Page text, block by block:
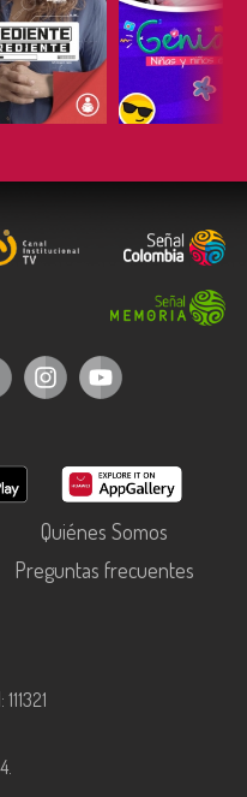
Quiénes Somos
Preguntas frecuentes